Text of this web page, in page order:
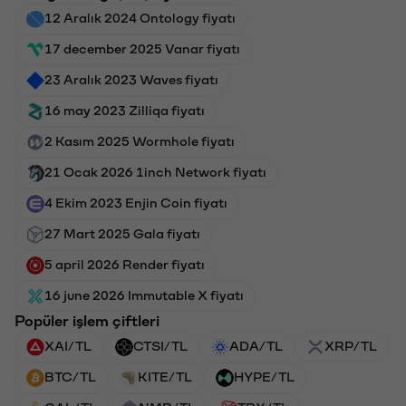
12 Aralık 2024 Ontology fiyatı
17 december 2025 Vanar fiyatı
23 Aralık 2023 Waves fiyatı
16 may 2023 Zilliqa fiyatı
2 Kasım 2025 Wormhole fiyatı
21 Ocak 2026 1inch Network fiyatı
4 Ekim 2023 Enjin Coin fiyatı
27 Mart 2025 Gala fiyatı
5 april 2026 Render fiyatı
16 june 2026 Immutable X fiyatı
Popüler işlem çiftleri
XAI/TL CTSI/TL ADA/TL XRP/TL
BTC/TL KITE/TL HYPE/TL